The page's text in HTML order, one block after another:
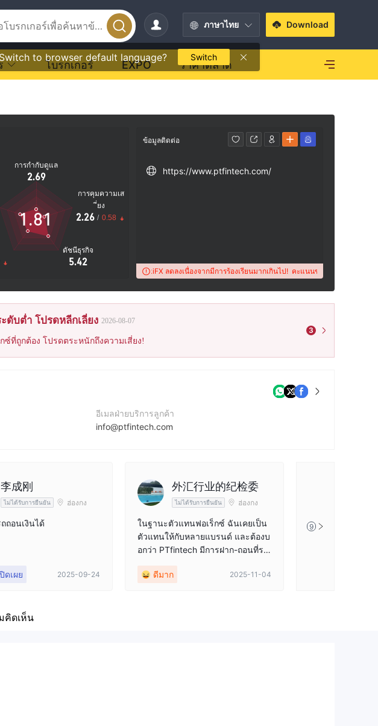
ภาษาไทย
Switch to browser default language? Switch
Download
โบรกเกอร์ EXPO ราคาตลาด
การกำกับดูแล
2.69
ดัชนีธุรกิจ
5.42
การคุมความเส
ี่ยง
2.26 / 0.58
1.81
ข้อมูลติดต่อ
https://www.ptfintech.com/
คะแนนของโบรกเกอร์นี้บน WikiFX ลดลงเนื่องจากมีการร้องเรียนมากเกินไป! คะแนนของโบรกเกอร์นี้บน
ดับต่ำ โปรดหลีกเลี่ยง 2026-08-07
ซ์ที่ถูกต้อง โปรดตระหนักถึงความเสี่ยง!
3
อีเมลฝ่ายบริการลูกค้า
info@ptfintech.com
https://www.facebook.com/PTFinTech.english
李成刚
ไม่ได้รับการยืนยัน ฮ่องกง
ถอนเงินได้
ดเผย 2025-09-24
外汇行业的纪检委
ไม่ได้รับการยืนยัน ฮ่องกง
ในฐานะตัวแทนฟอเร็กซ์ ฉันเคยเป็น
ตัวแทนให้กับหลายแบรนด์ และต้องบ
อกว่า PTfintech มีการฝาก-ถอนที่รา
นี้มาเกือบสองปีแล้ว สภาพแวดล้อมก
ดีมาก 2025-11-04
นี่คือโบรกเกอร์ที่มื
9
คิดเห็น